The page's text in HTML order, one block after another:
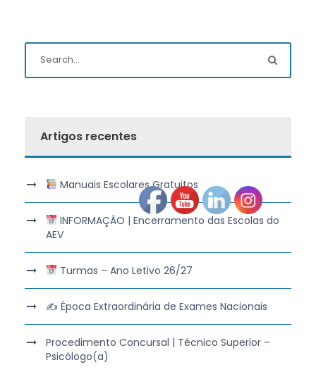
Artigos recentes
Manuais Escolares Gratuitos
INFORMAÇÃO | Encerramento das Escolas do
AEV
Turmas – Ano Letivo 26/27
✍️ Época Extraordinária de Exames Nacionais
Procedimento Concursal | Técnico Superior –
Psicólogo(a)